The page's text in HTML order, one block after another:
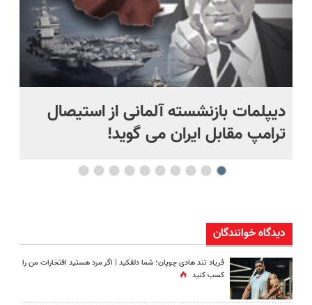
دیپلمات بازنشسته آلمانی از استیصال
ترامپ مقابل ایران می گوید!
دیدگاه خوانندگان
فریاد تند هادی چوپان؛‌ شما دلقکید | اگر مرد هستید افتخارات من را
کسب کنید